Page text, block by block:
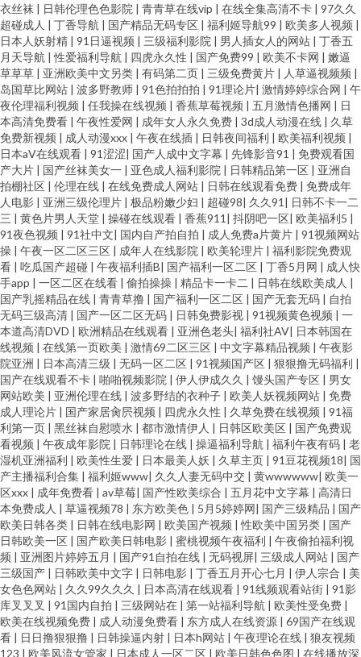
美欧美 91精品国产孕妇 av人人干 国产自拍2 蜜桃臀传媒 日日插夜夜撸 69福
利资源导航在线 91tv免费的视频 国产91视频在线观看 久久婷婷成人无码视
频 人人看导航第一站 91九色蝌蚪视频成人论坛 91在线观看视频 丁香五月最
新地址 国产人妻精品网址 欧美大久久 日本黄色片 深夜福利91n 香蕉伊人青青
草在线 91国内在线播放 92自啪 超碰白白色 国内福利网站91 久爱高清无码 精
品八区 91在线观看网站 亚洲一区二区蜜桃 久久国产秒 69福利社在线 91日韩
黑丝 久久成人黄色网 51福利吧 91视频入口 99在线资源站 传媒官网在线免费
观看 国内精品综久久 欧美日韩一本黄 影音先锋中文字幕日 91情爱社区 91N
超碰 东京热伊人久久9 黄夜免费看 蜜桃精品伊人 日韩久久伊人 午夜影院体验
区 91cvom网站 91在线网址 国产永久91福利 久久香网址 日韩AVcom 午夜诱
惑av 91福利社试看 91视频免费观看18 肏屄视频看看 国产精品久久高潮 青娱
乐91伦理 亚洲九九精品视频 91国产丝袜在线观看 91网站在线观看密桃 国产
精品99久久的 九一社区在线观看 日本论理第一页 91N操 av福利偷拍的 国产
一二三四在线 欧美日韩 色色剧场 91爱搞屄 91蜜桃福利视频 91自慰网站 美日
欧韩一二三 四虎影院麻豆 91国产福利视频 91资源共享总站 国产ts伪娘资源
网站 久久高潮 欧洲骚一区 午夜在线97 91A成人色网 91青青草视频在线观看
衣丝袜 | 日韩伦理色色影院 | 青青草在线vip | 在线全集高清不卡 | 97久久
超碰成人 | 丁香导航 | 国产精品无码专区 | 福利姬导航99 | 欧美多人视频 |
日本人妖射精 | 91日逼视频 | 三级福利影院 | 男人插女人的网站 | 丁香五
月天导航 |性爱福利导航 | 四虎永久性 | 国产免费99 | 欧美不卡网 | 嫩逼
草草草 | 亚洲欧美中文另类 | 有码第二页 | 三级免费黄片 | 人草逼视频频 |
岛国草比网站 | 波多野教师 | 91色拍拍拍 | 91理论片| 激情婷婷综合网 | 午
夜伦理福利视频 | 任我操在线视频 | 香蕉草莓视频 | 五月激情色播网 | 日
本高清免费看 | 午夜性爱网 | 成年女人永久免费 | 3d成人动漫在线 | 久草
免费新视频 | 成人动漫xxx | 午夜在线插 | 日韩夜间福利 | 欧美福利视频 |
日本aⅤ在线观看 | 91涩涩| 国产人成中文字幕 | 先锋影音91 | 免费观看国
产大片 | 国产丝袜美女一 | 亚色成人福利影院 | 日韩精品第一区 | 亚洲自
拍棚社区 | 伦理在线 | 在线免费成人网站 | 日韩在线观看免费 | 免费成年
人电影 | 亚洲三级伦理片 | 极品粉嫩少妇 | 超碰98| 久久91 | 日韩不卡一二
三 | 黄色片男人天堂 | 操碰在线观看 | 香蕉911 | 抖阴吧一区| 欧美福利5 |
91夜色视频 | 91社中文| 国内自产拍自拍 | 成人免费a片黄片 | 91视频网站
操 | 午夜一区二区三区 | 成年人在线影院 | 欧美轮理片 | 福利影院免费观
看 | 吃瓜国产超碰 | 午夜福利插B| 国产福利一区二区 | 丁香5月网 | 成人快
手app | 一区二区在线看 | 偷拍操操 | 精品卡一卡二 | 日韩在线欧美成人 |
国产乳摇精品在线 | 青青草撸 | 国产福利一区二区 | 国产无套无码 | 自拍
无码三级高清 | 国产一区二区无码 | 日韩免费影视 | 91视频黄色视频 | 一
本道高清DVD | 欧洲精品在线观看 | 亚洲色老头| 福利社AV| 日本韩国在
线视频 | 在线第一页欧美 | 激情69二区三区 | 中文字幕精品视频 | 午夜影
院亚洲 | 日本高清三级 | 无码一区二区 | 91视频国产区 | 狠狠撸无码福利 |
国产在线观看不卡 | 啪啪视频影院 | 伊人伊成久久 | 馒头国产专区 | 男女
网站欧美 | 亚洲伦理在线 | 波多野结的衣种子 | 欧美人妖视频网站 | 免费
成人理论片 | 国产家居肏屄视频 | 四虎永久性 | 久草免费在线视频 | 91福
利第一页 | 黑丝袜自慰喷水 | 都市激情伊人 | 日韩区欧美区 | 国产免费观
看视频 | 午夜成年影院 | 日韩理论在线 | 操逼福利导航 | 福利午夜有码 | 老
湿机亚洲福利 | 欧美性生爱 | 日本最美人妖 | 久草主页 | 91豆花视频18| 国
产主播福利合集 | 福利姬www| 久久人妻无码中交 | 黄wwwwww| 欧美一
区xxx | 成年免费看 | av草莓| 国产性欧美综合 | 五月花中文字幕 | 高清日
本免费成人 | 草逼视频78 | 东方欧美色 | 5月5婷婷网| 国产三级精品 | 国产
欧美日韩各类 | 日韩在线电影网 | 欧美国产视频 |性欧美中国另类 | 国产
日韩欧美一区 | 国产欧美日韩电影 | 蜜桃视频午夜福利 | 午夜偷拍福利视
频 | 亚洲图片婷婷五月 | 国产91自拍在线 | 无码视屏| 三级成人网站 | 国产
三级国产 | 日韩欧美中文字 | 日韩电影 | 丁香五月开心七月 | 伊人宗合 | 美
女色色网站 | 久久99久久久 | 日本高清在线观看 | 91线频观看站街 | 91影
库叉叉叉 | 91国内自拍 | 三级网站在 | 第一站福利导航 | 欧美性受免费 |
欧美在线视频免费 | 成人动漫免费看 | 东方成人在线资源 | 69国产在线观
看 | 日日撸狠狠撸 | 日韩操逼内射 | 日本h网站 | 午夜理论在线 | 狼友视频
123 | 欧美风流女管家 | 日本成人一区二区 | 欧美日韩色色图 | 在线播放深